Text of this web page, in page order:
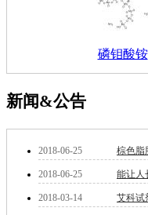
烯
硒
锡
吲哚
磷钼酸铵
新闻&公告
2018-06-25 棕色脂
2018-06-25 能让人
2018-03-14 艾科试